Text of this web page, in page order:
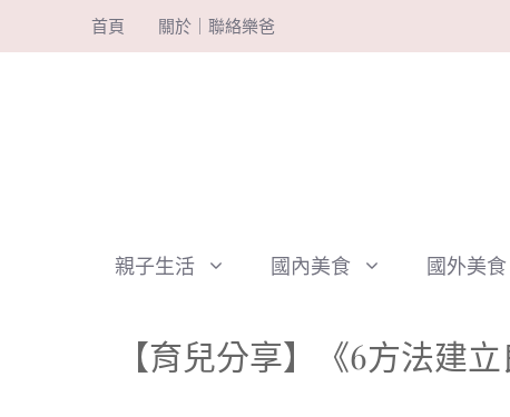
至
首頁 關於｜聯絡樂爸
親子生活 國內美食 國外美食
【育兒分享】《6方法建